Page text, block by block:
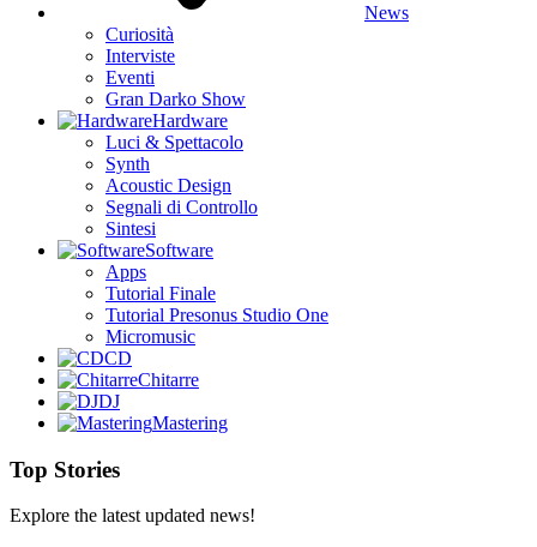
News
Curiosità
Interviste
Eventi
Gran Darko Show
Hardware
Luci & Spettacolo
Synth
Acoustic Design
Segnali di Controllo
Sintesi
Software
Apps
Tutorial Finale
Tutorial Presonus Studio One
Micromusic
CD
Chitarre
DJ
Mastering
Top Stories
Explore the latest updated news!